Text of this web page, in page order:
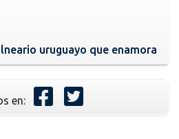
uruguayo que enamora
en: